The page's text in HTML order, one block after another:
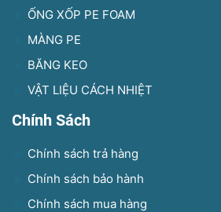
ỐNG XỐP PE FOAM
MÀNG PE
BĂNG KEO
VẬT LIỆU CÁCH NHIỆT
Chính Sách
Chính sách trả hàng
Chính sách bảo hành
Chính sách mua hàng